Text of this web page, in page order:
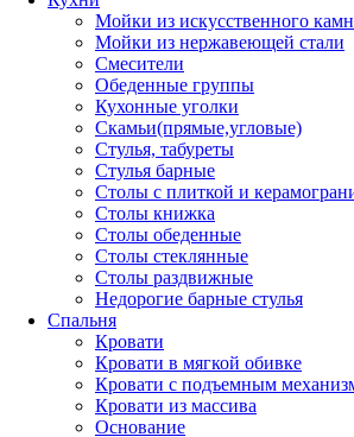
Мойки из искусственного
Мойки из нержавеющей стали
Смесители
Обеденные группы
Кухонные уголки
Скамьи(прямые,угловые)
Стулья, табуреты
Стулья барные
Столы с плиткой и
Столы книжка
Столы обеденные
Столы стеклянные
Столы раздвижные
Недорогие барные стулья
Спальня
Кровати
Кровати в мягкой обивке
Кровати с подъемным
Кровати из массива
Основание